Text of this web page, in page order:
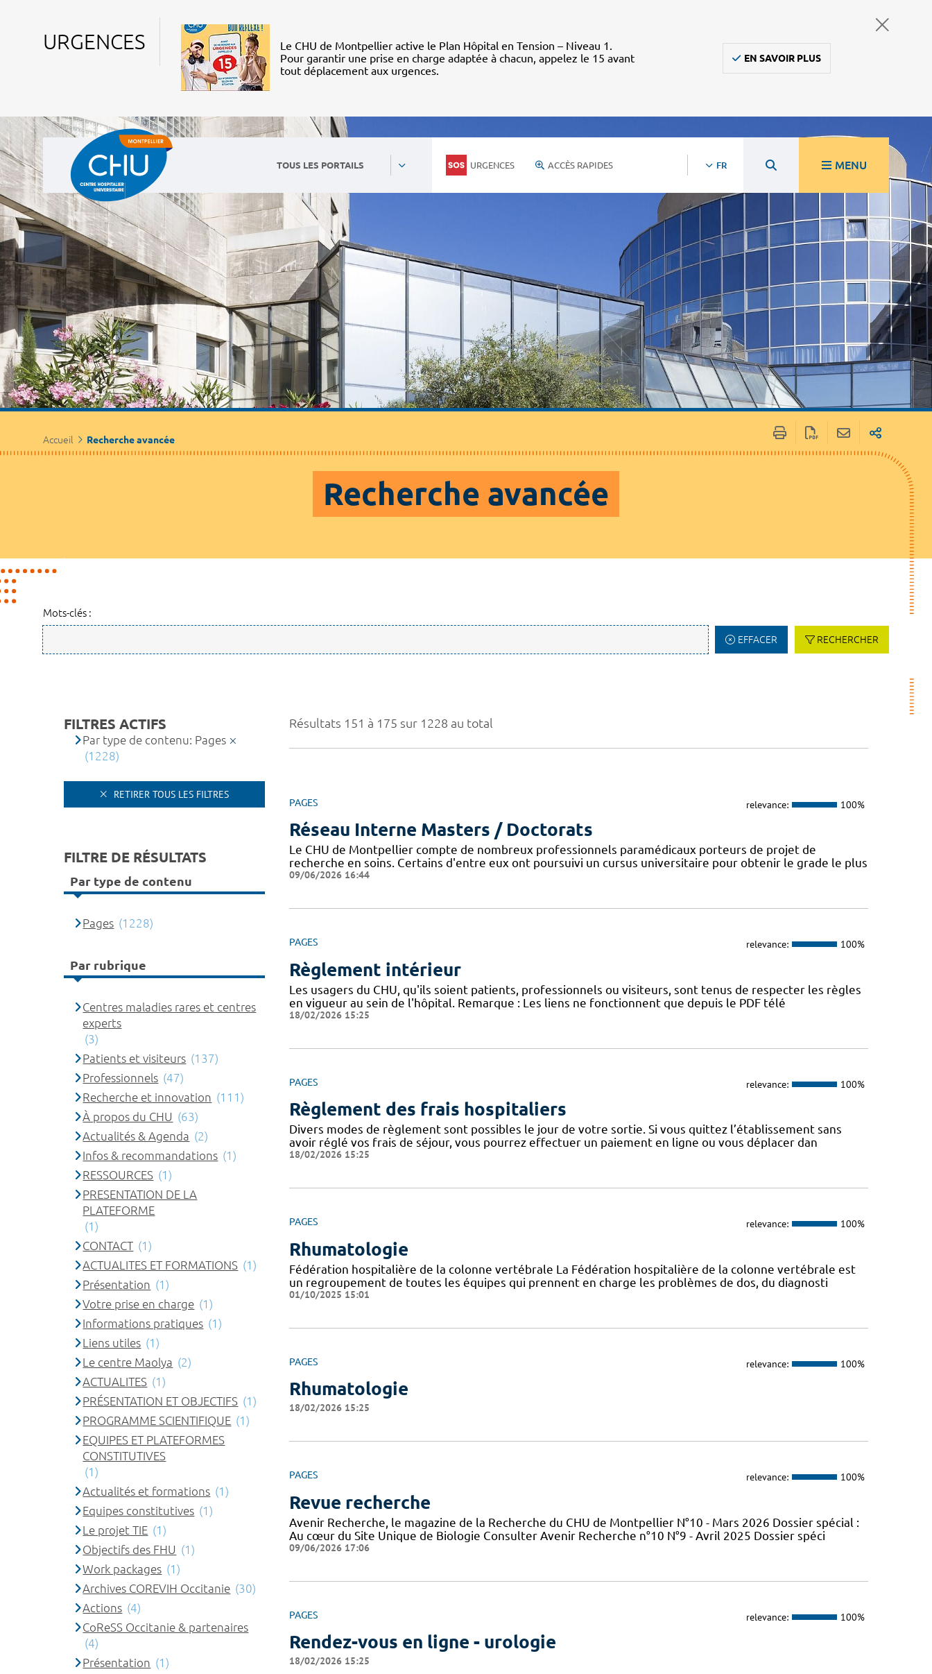
URGENCES
Le CHU de Montpellier active le Plan Hôpital en Tension – Niveau 1.
Pour garantir une prise en charge adaptée à chacun, appelez le 15 avant
tout déplacement aux urgences.
EN SAVOIR PLUS
TOUS LES PORTAILS URGENCES ACCÈS RAPIDES FR MENU
Accueil Recherche avancée
Recherche avancée
Mots-clés :
EFFACER RECHERCHER
Résultats 151 à 175 sur 1228 au total
PAGES relevance: 100%
Réseau Interne Masters / Doctorats
Le CHU de Montpellier compte de nombreux professionnels paramédicaux porteurs de projet de
recherche en soins. Certains d'entre eux ont poursuivi un cursus universitaire pour obtenir le grade le plus
09/06/2026 16:44
PAGES relevance: 100%
Règlement intérieur
Les usagers du CHU, qu'ils soient patients, professionnels ou visiteurs, sont tenus de respecter les règles
en vigueur au sein de l'hôpital. Remarque : Les liens ne fonctionnent que depuis le PDF télé
18/02/2026 15:25
PAGES relevance: 100%
Règlement des frais hospitaliers
Divers modes de règlement sont possibles le jour de votre sortie. Si vous quittez l’établissement sans
avoir réglé vos frais de séjour, vous pourrez effectuer un paiement en ligne ou vous déplacer dan
18/02/2026 15:25
PAGES relevance: 100%
Rhumatologie
Fédération hospitalière de la colonne vertébrale La Fédération hospitalière de la colonne vertébrale est
un regroupement de toutes les équipes qui prennent en charge les problèmes de dos, du diagnosti
01/10/2025 15:01
PAGES relevance: 100%
Rhumatologie
18/02/2026 15:25
PAGES relevance: 100%
Revue recherche
Avenir Recherche, le magazine de la Recherche du CHU de Montpellier N°10 - Mars 2026 Dossier spécial :
Au cœur du Site Unique de Biologie Consulter Avenir Recherche n°10 N°9 - Avril 2025 Dossier spéci
09/06/2026 17:06
PAGES relevance: 100%
Rendez-vous en ligne - urologie
18/02/2026 15:25
FILTRES ACTIFS
Par type de contenu: Pages
(1228)
RETIRER TOUS LES FILTRES
FILTRE DE RÉSULTATS
Par type de contenu
Pages (1228)
Par rubrique
Centres maladies rares et centres
experts
(3)
Patients et visiteurs (137)
Professionnels (47)
Recherche et innovation (111)
À propos du CHU (63)
Actualités & Agenda (2)
Infos & recommandations (1)
RESSOURCES (1)
PRESENTATION DE LA
PLATEFORME
(1)
CONTACT (1)
ACTUALITES ET FORMATIONS (1)
Présentation (1)
Votre prise en charge (1)
Informations pratiques (1)
Liens utiles (1)
Le centre Maolya (2)
ACTUALITES (1)
PRÉSENTATION ET OBJECTIFS (1)
PROGRAMME SCIENTIFIQUE (1)
EQUIPES ET PLATEFORMES
CONSTITUTIVES
(1)
Actualités et formations (1)
Equipes constitutives (1)
Le projet TIE (1)
Objectifs des FHU (1)
Work packages (1)
Archives COREVIH Occitanie (30)
Actions (4)
CoReSS Occitanie & partenaires
(4)
Présentation (1)